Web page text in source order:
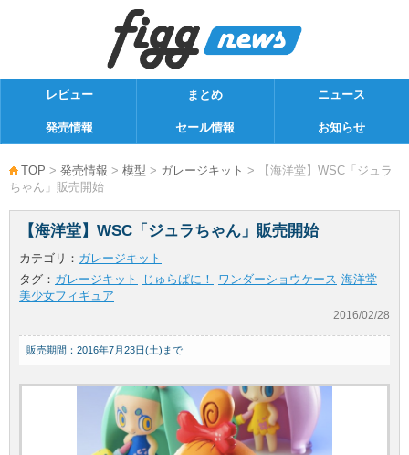
レビュー まとめ ニュース
発売情報 セール情報 お知らせ
TOP > 発売情報 > 模型 > ガレージキット > 【海洋堂】WSC「ジュラ
ちゃん」販売開始
【海洋堂】WSC「ジュラちゃん」販売開始
カテゴリ： ガレージキット
タグ： ガレージキット じゅらぱに！ ワンダーショウケース 海洋堂
美少女フィギュア
2016/02/28
販売期間：2016年7月23日(土)まで